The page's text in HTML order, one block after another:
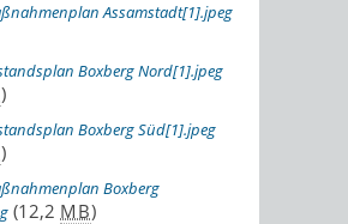
Assamstadt[1].jpeg
Boxberg Nord[1].jpeg
)
Boxberg Süd[1].jpeg
)
Boxberg
(12,2 MB)